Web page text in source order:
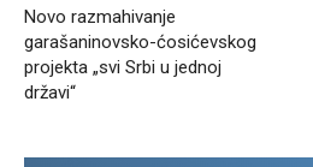
Novo razmahivanje
garašaninovsko-ćosićevskog
projekta „svi Srbi u jednoj
državi“